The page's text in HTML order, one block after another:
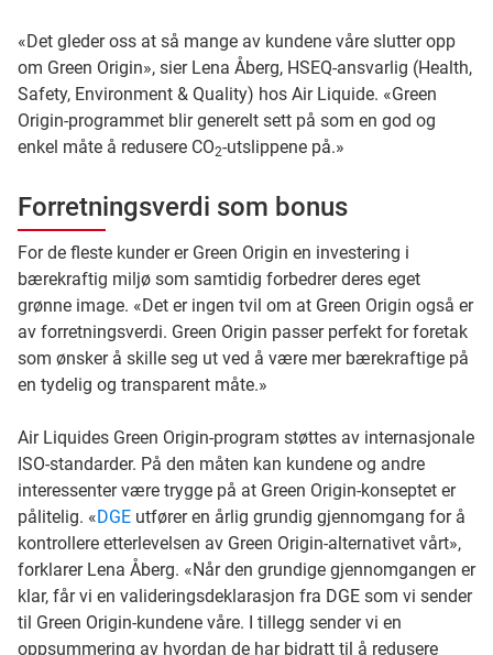
«Det gleder oss at så mange av kundene våre slutter opp
om Green Origin», sier Lena Åberg, HSEQ-ansvarlig (Health,
Safety, Environment & Quality) hos Air Liquide. «Green
Origin-programmet blir generelt sett på som en god og
enkel måte å redusere CO2-utslippene på.»
Forretningsverdi som bonus
For de fleste kunder er Green Origin en investering i
bærekraftig miljø som samtidig forbedrer deres eget
grønne image. «Det er ingen tvil om at Green Origin også er
av forretningsverdi. Green Origin passer perfekt for foretak
som ønsker å skille seg ut ved å være mer bærekraftige på
en tydelig og transparent måte.»
Air Liquides Green Origin-program støttes av internasjonale
ISO-standarder. På den måten kan kundene og andre
interessenter være trygge på at Green Origin-konseptet er
pålitelig. «DGE utfører en årlig grundig gjennomgang for å
kontrollere etterlevelsen av Green Origin-alternativet vårt»,
forklarer Lena Åberg. «Når den grundige gjennomgangen er
klar, får vi en valideringsdeklarasjon fra DGE som vi sender
til Green Origin-kundene våre. I tillegg sender vi en
oppsummering av hvordan de har bidratt til å redusere